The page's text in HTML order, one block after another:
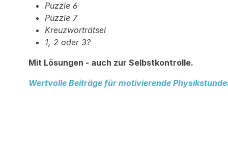
Puzzle 6
Puzzle 7
Kreuzworträtsel
1, 2 oder 3?
Mit Lösungen - auch zur Selbstkontrolle.
Wertvolle Beiträge für motivierende